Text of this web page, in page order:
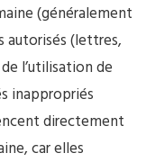
(généralement
autorisés (lettres,
l’utilisation de
inappropriés
directement
car elles